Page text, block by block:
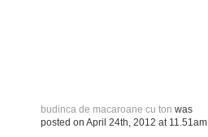
budinca de macaroane cu ton was
posted on April 24th, 2012 at 11.51am